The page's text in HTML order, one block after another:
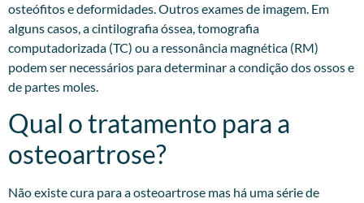
osteófitos e deformidades. Outros exames de imagem. Em
alguns casos, a cintilografia óssea, tomografia
computadorizada (TC) ou a ressonância magnética (RM)
podem ser necessários para determinar a condição dos ossos e
de partes moles.
Qual o tratamento para a
osteoartrose?
Não existe cura para a osteoartrose mas há uma série de